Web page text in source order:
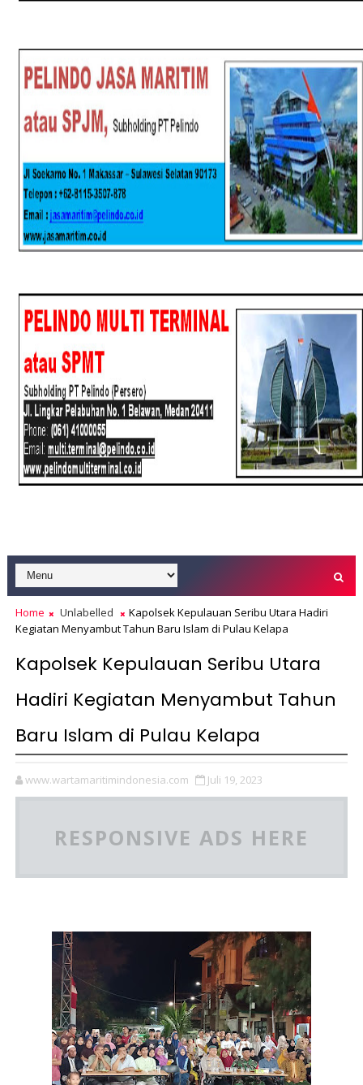
Home Unlabelled
Kapolsek Kepulauan Seribu Utara Hadiri
Kegiatan Menyambut Tahun Baru Islam di Pulau Kelapa
Kapolsek Kepulauan Seribu Utara
Hadiri Kegiatan Menyambut Tahun
Baru Islam di Pulau Kelapa
www.wartamaritimindonesia.com Juli 19, 2023
RESPONSIVE ADS HERE